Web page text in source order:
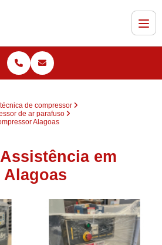
de compressor
de ar parafuso
Alagoas
em